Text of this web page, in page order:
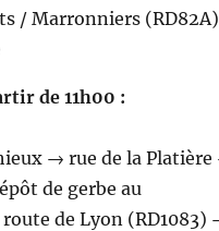
/ Marronniers (RD82A)
de 11h00 :
→ rue de la
de gerbe au
de Lyon (RD1083)